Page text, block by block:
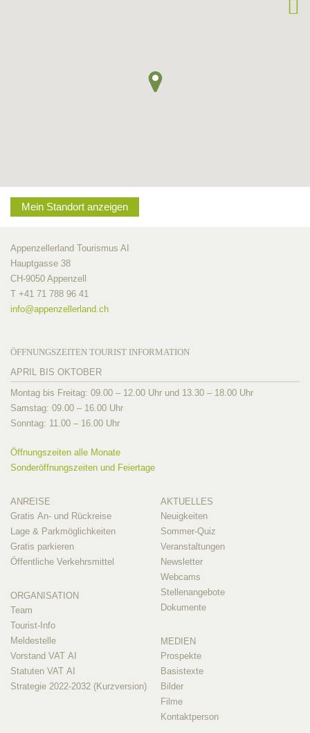
Mein Standort anzeigen
Appenzellerland Tourismus AI
Hauptgasse 38
CH-9050 Appenzell
T +41 71 788 96 41
info@appenzellerland.ch
ÖFFNUNGSZEITEN TOURIST INFORMATION
APRIL BIS OKTOBER
Montag bis Freitag: 09.00 – 12.00 Uhr und 13.30 – 18.00 Uhr
Samstag: 09.00 – 16.00 Uhr
Sonntag: 11.00 – 16.00 Uhr
Öffnungszeiten alle Monate
Sonderöffnungszeiten und Feiertage
ANREISE
Gratis An- und Rückreise
Lage & Parkmöglichkeiten
Gratis parkieren
Öffentliche Verkehrsmittel
ORGANISATION
Team
Tourist-Info
Meldestelle
Vorstand VAT AI
Statuten VAT AI
Strategie 2022-2032 (Kurzversion)
AKTUELLES
Neuigkeiten
Sommer-Quiz
Veranstaltungen
Newsletter
Webcams
Stellenangebote
Dokumente
MEDIEN
Prospekte
Basistexte
Bilder
Filme
Kontaktperson